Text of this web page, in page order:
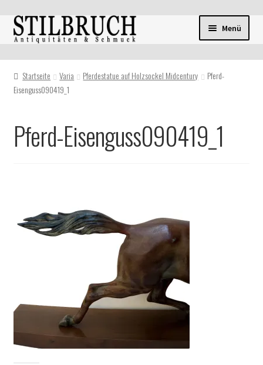
Zur
Navigation
Zum
Inhalt
Menü
Startseite Varia Pferdestatue auf Holzsockel Midcentury
Pferd-
Eisenguss090419_1
Pferd-Eisenguss090419_1